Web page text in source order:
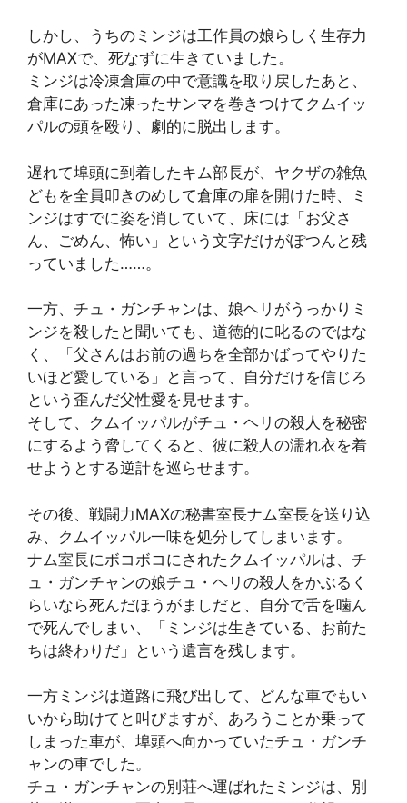
しかし、うちのミンジは工作員の娘らしく生存力
がMAXで、死なずに生きていました。
ミンジは冷凍倉庫の中で意識を取り戻したあと、
倉庫にあった凍ったサンマを巻きつけてクムイッ
パルの頭を殴り、劇的に脱出します。
遅れて埠頭に到着したキム部長が、ヤクザの雑魚
どもを全員叩きのめして倉庫の扉を開けた時、ミ
ンジはすでに姿を消していて、床には「お父さ
ん、ごめん、怖い」という文字だけがぽつんと残
っていました……。
一方、チュ・ガンチャンは、娘ヘリがうっかりミ
ンジを殺したと聞いても、道徳的に叱るのではな
く、「父さんはお前の過ちを全部かばってやりた
いほど愛している」と言って、自分だけを信じろ
という歪んだ父性愛を見せます。
そして、クムイッパルがチュ・ヘリの殺人を秘密
にするよう脅してくると、彼に殺人の濡れ衣を着
せようとする逆計を巡らせます。
その後、戦闘力MAXの秘書室長ナム室長を送り込
み、クムイッパル一味を処分してしまいます。
ナム室長にボコボコにされたクムイッパルは、チ
ュ・ガンチャンの娘チュ・ヘリの殺人をかぶるく
らいなら死んだほうがましだと、自分で舌を噛ん
で死んでしまい、「ミンジは生きている、お前た
ちは終わりだ」という遺言を残します。
一方ミンジは道路に飛び出して、どんな車でもい
いから助けてと叫びますが、あろうことか乗って
しまった車が、埠頭へ向かっていたチュ・ガンチ
ャンの車でした。
チュ・ガンチャンの別荘へ運ばれたミンジは、別